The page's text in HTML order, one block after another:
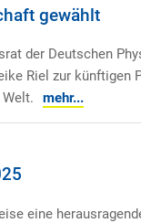
gewählt
der Deutschen
Riel zur künftigen
mehr...
eine